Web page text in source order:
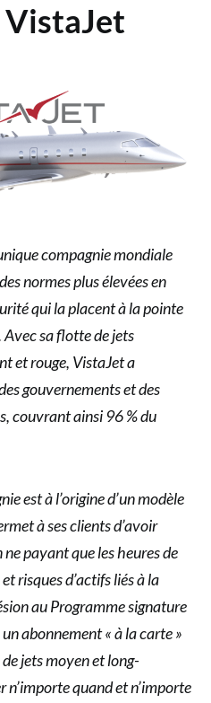
VistaJet
compagnie mondiale
normes plus élevées en
qui la placent à la pointe
Avec sa flotte de jets
et rouge, VistaJet a
gouvernements et des
couvrant ainsi 96 % du
est à l’origine d’un modèle
à ses clients d’avoir
payant que les heures de
risques d’actifs liés à la
au Programme signature
abonnement « à la carte »
jets moyen et long-
quand et n’importe